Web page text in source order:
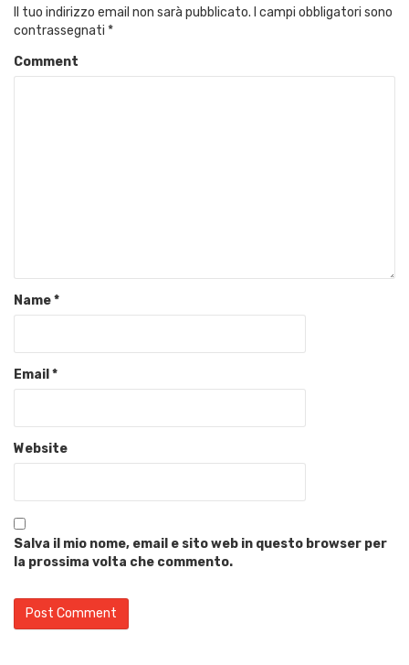
Il tuo indirizzo email non sarà pubblicato. I campi obbligatori sono
contrassegnati *
Comment
Name*
Email *
Website
Salva il mio nome, email e sito web in questo browser per
la prossima volta che commento.